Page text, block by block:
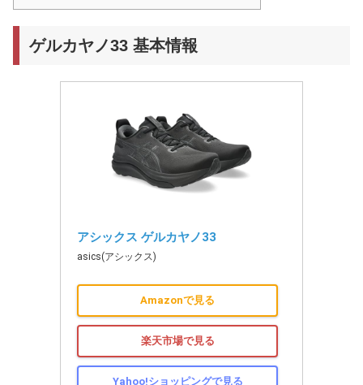
ゲルカヤノ33 基本情報
アシックス ゲルカヤノ33
asics(アシックス)
Amazonで見る
楽天市場で見る
Yahoo!ショッピングで見る